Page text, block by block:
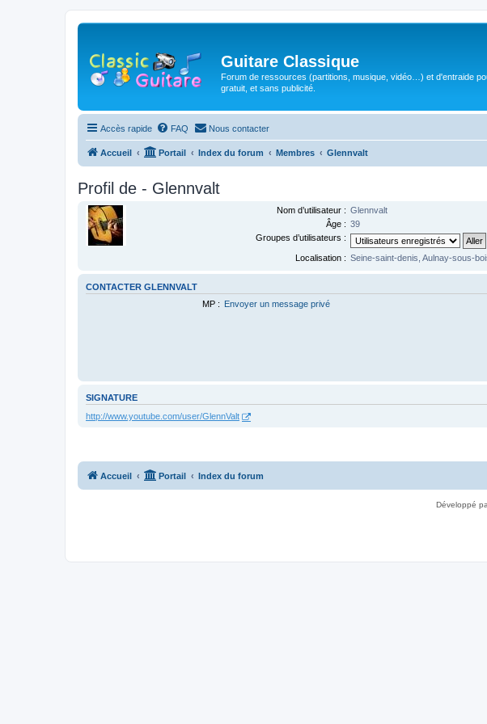
Guitare Classique
Forum de ressources (partitions, musique, vidéo…) et d'entraide
gratuit, et sans publicité.
Accès rapide FAQ Nous contacter
Accueil Portail Index du forum Membres Glennvalt
Profil de - Glennvalt
Nom d’utilisateur : Glennvalt
Âge : 39
Groupes d’utilisateurs :
Localisation : Seine-saint-denis, Aulnay-sous-
CONTACTER GLENNVALT
MP : Envoyer un message privé
SIGNATURE
http://www.youtube.com/user/GlennValt
Accueil Portail Index du forum
Développé